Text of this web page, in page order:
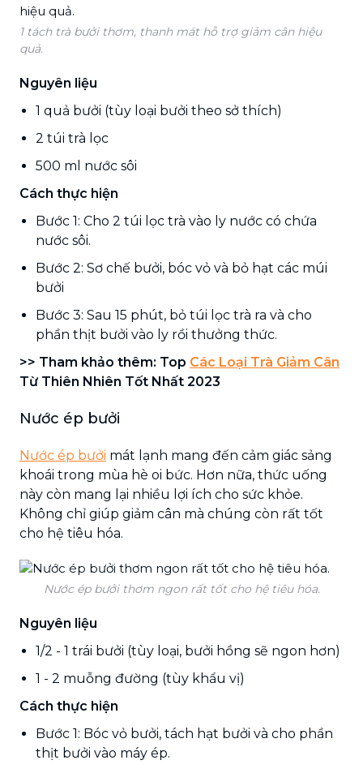
1 tách trà bưởi thơm, thanh mát hỗ trợ giảm cân hiệu
quả.
Nguyên liệu
1 quả bưởi (tùy loại bưởi theo sở thích)
2 túi trà lọc
500 ml nước sôi
Cách thực hiện
Bước 1: Cho 2 túi lọc trà vào ly nước có chứa
nước sôi.
Bước 2: Sơ chế bưởi, bóc vỏ và bỏ hạt các múi
bưởi
Bước 3: Sau 15 phút, bỏ túi lọc trà ra và cho
phần thịt bưởi vào ly rồi thưởng thức.
>> Tham khảo thêm: Top Các Loại Trà Giảm Cân
Từ Thiên Nhiên Tốt Nhất 2023
Nước ép bưởi
Nước ép bưởi mát lạnh mang đến cảm giác sảng
khoái trong mùa hè oi bức. Hơn nữa, thức uống
này còn mang lại nhiều lợi ích cho sức khỏe.
Không chỉ giúp giảm cân mà chúng còn rất tốt
cho hệ tiêu hóa.
Nước ép bưởi thơm ngon rất tốt cho hệ tiêu hóa.
Nguyên liệu
1/2 - 1 trái bưởi (tùy loại, bưởi hồng sẽ ngon hơn)
1 - 2 muỗng đường (tùy khẩu vị)
Cách thực hiện
Bước 1: Bóc vỏ bưởi, tách hạt bưởi và cho phần
thịt bưởi vào máy ép.